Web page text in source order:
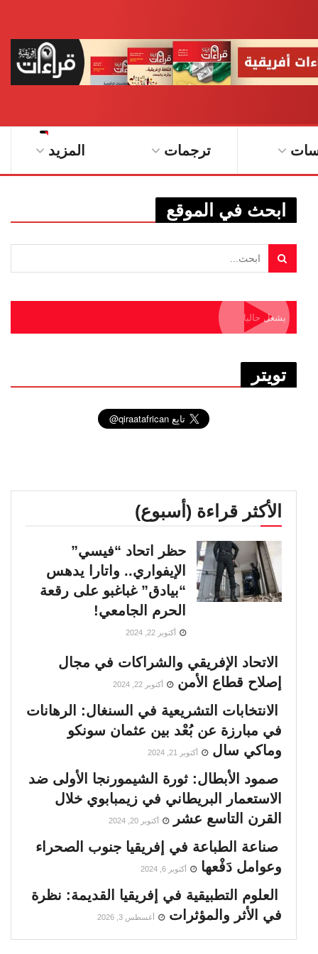
ترجمات المزيد
ابحث في الموقع
يشغل حاليا
تويتر
الأكثر قراءة (أسبوع)
حظر اتحاد “فيسي”
الإيفواري.. واتارا يدهس
“بيادق” غباغبو على رقعة
الحرم الجامعي!
أكتوبر 22, 2024
الاتحاد الإفريقي والشراكات في مجال
إصلاح قطاع الأمن
أكتوبر 22, 2024
الانتخابات التشريعية في السنغال: الرهانات
في مبارزة عن بُعْد بين عثمان سونكو
وماكي سال
أكتوبر 21, 2024
صمود الأبطال: ثورة الشيمورنجا الأولى ضد
الاستعمار البريطاني في زيمبابوي خلال
القرن التاسع عشر
أكتوبر 20, 2024
صناعة الطباعة في إفريقيا جنوب الصحراء
وعوامل دَفْعها
أكتوبر 6, 2024
العلوم التطبيقية في إفريقيا القديمة: نظرة
في الأثر والمؤثرات
أغسطس 3, 2026